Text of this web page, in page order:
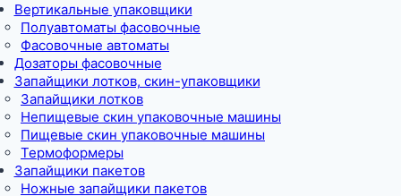
Вертикальные упаковщики
Полуавтоматы фасовочные
Фасовочные автоматы
Дозаторы фасовочные
Запайщики лотков, скин-упаковщики
Запайщики лотков
Непищевые скин упаковочные машины
Пищевые скин упаковочные машины
Термоформеры
Запайщики пакетов
Ножные запайщики пакетов